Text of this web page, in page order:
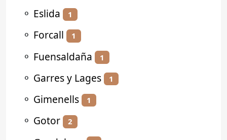
⚬ Eslida 1
⚬ Forcall 1
⚬ Fuensaldaña 1
⚬ Garres y Lages 1
⚬ Gimenells 1
⚬ Gotor 2